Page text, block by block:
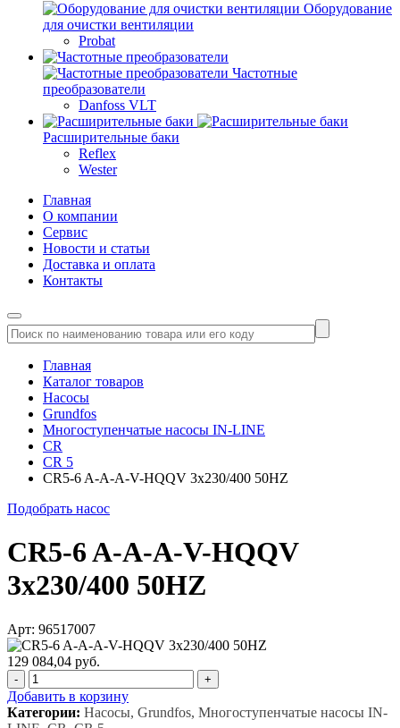
Оборудование
для очистки вентиляции
Probat
Частотные
преобразователи
Danfoss VLT
Расширительные баки
Reflex
Wester
Главная
О компании
Сервис
Новости и статьи
Доставка и оплата
Контакты
Главная
Каталог товаров
Насосы
Grundfos
Многоступенчатые насосы IN-LINE
CR
CR 5
CR5-6 A-A-A-V-HQQV 3x230/400 50HZ
Подобрать насос
CR5-6 A-A-A-V-HQQV
3x230/400 50HZ
Арт: 96517007
129 084,04 руб.
- +
Добавить в корзину
Категории: Насосы, Grundfos, Многоступенчатые насосы IN-